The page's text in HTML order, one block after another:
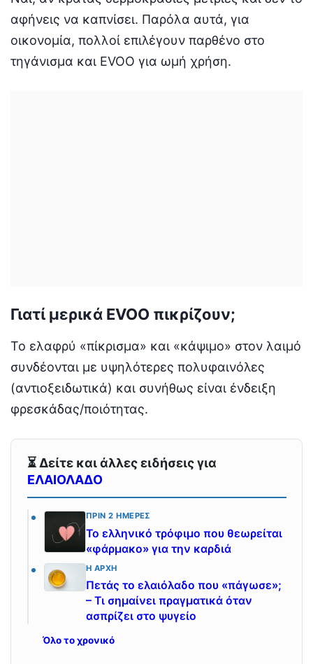
αφήνεις να καπνίσει. Παρόλα αυτά, για
οικονομία, πολλοί επιλέγουν παρθένο στο
τηγάνισμα και EVOO για ωμή χρήση.
Γιατί μερικά EVOO πικρίζουν;
Το ελαφρύ «πίκρισμα» και «κάψιμο» στον λαιμό
συνδέονται με υψηλότερες πολυφαινόλες
(αντιοξειδωτικά) και συνήθως είναι ένδειξη
φρεσκάδας/ποιότητας.
⏳ Δείτε και άλλες ειδήσεις για
ΕΛΑΙΟΛΑΔΟ
ΠΡΙΝ 2 ΗΜΈΡΕΣ
Το ελληνικό τρόφιμο που θεωρείται
«φάρμακο» για την καρδιά
Η ΑΡΧΉ
Πετάς το ελαιόλαδο που «πάγωσε»;
– Τι σημαίνει πραγματικά όταν
ασπρίζει στο ψυγείο
Όλο το χρονικό